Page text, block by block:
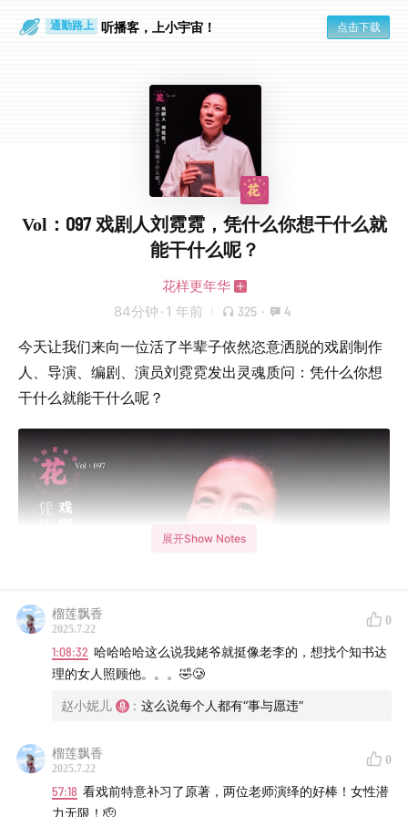
通勤路上 听播客，上小宇宙！ 点击下载
Vol：097 戏剧人刘霓霓，凭什么你想干什么就
能干什么呢？
花样更年华
84分钟 · 1 年前 325 · 4
今天让我们来向一位活了半辈子依然恣意洒脱的戏剧制作
人、导演、编剧、演员刘霓霓发出灵魂质问：凭什么你想
干什么就能干什么呢？
展开Show Notes
榴莲飘香
2025.7.22
0
1:08:32 哈哈哈哈这么说我姥爷就挺像老李的，想找个知书达
理的女人照顾他。。。🤣🥲
赵小妮儿 : 这么说每个人都有“事与愿违”
榴莲飘香
2025.7.22
0
57:18 看戏前特意补习了原著，两位老师演绎的好棒！女性潜
力无限！🫡